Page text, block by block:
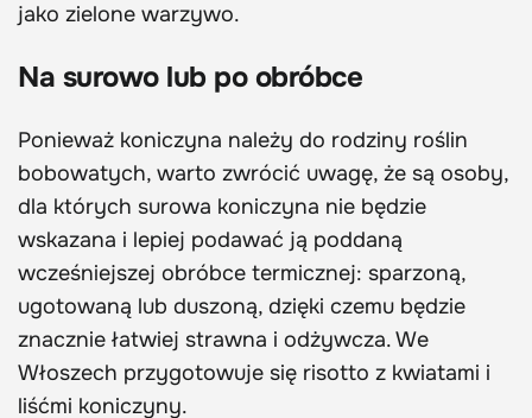
jako zielone warzywo.
Na surowo lub po obróbce
Ponieważ koniczyna należy do rodziny roślin
bobowatych, warto zwrócić uwagę, że są osoby,
dla których surowa koniczyna nie będzie
wskazana i lepiej podawać ją poddaną
wcześniejszej obróbce termicznej: sparzoną,
ugotowaną lub duszoną, dzięki czemu będzie
znacznie łatwiej strawna i odżywcza. We
Włoszech przygotowuje się risotto z kwiatami i
liśćmi koniczyny.